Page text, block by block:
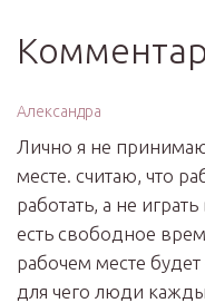
Александра
Лично я не
месте. считаю, что
работать, а не
есть свободное
рабочем месте будет
для чего люди